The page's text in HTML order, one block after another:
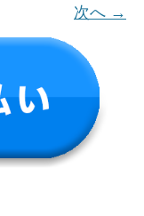
次へ →